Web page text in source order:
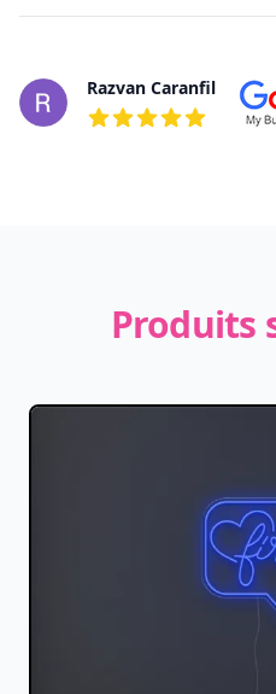
Razvan Caranfil
Produits